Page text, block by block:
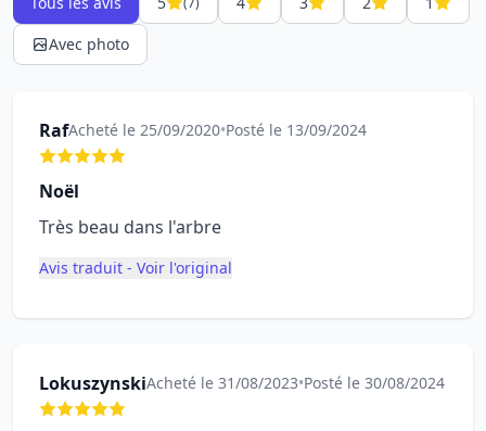
Avec photo
RafAcheté le 25/09/2020•Posté le 13/09/2024
Noël
Très beau dans l'arbre
Avis traduit - Voir l'original
LokuszynskiAcheté le 31/08/2023•Posté le 30/08/2024